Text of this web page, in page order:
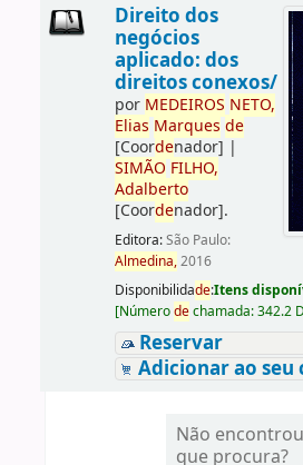
Direito dos
negócios
aplicado: dos
direitos conexos/
por MEDEIROS NETO,
Elias Marques de
[Coordenador] |
SIMÃO FILHO,
Adalberto
[Coordenador].
Editora:São Paulo:
Almedina,2016
Disponibilidade:Itens
[Númerodechamada:342.2
Reservar
Adicionar ao seu
Não
que procura?